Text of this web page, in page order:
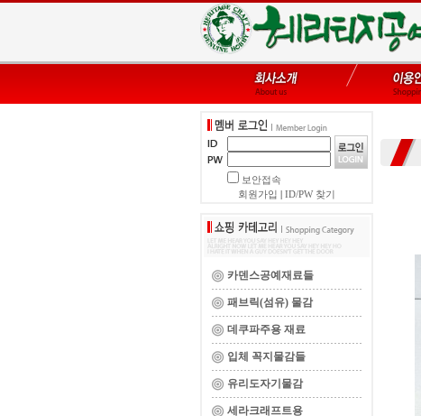
보안접속
회원가입
ID/PW 찾기
카덴스공예재료들
패브릭(섬유) 물감
데쿠파주용 재료
입체 꼭지물감들
유리도자기물감
세라크래프트용